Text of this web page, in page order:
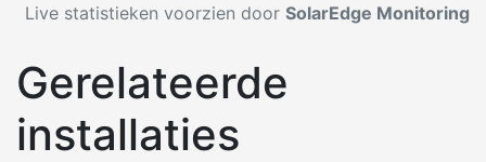
Live statistieken voorzien door SolarEdge Monitoring
Gerelateerde
installaties